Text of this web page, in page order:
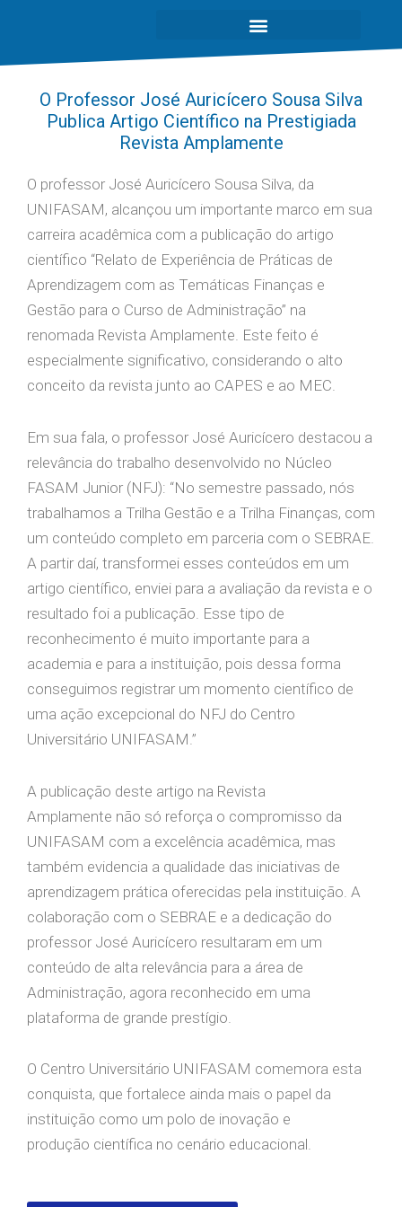
O Professor José Auricícero Sousa Silva
Publica Artigo Científico na Prestigiada
Revista Amplamente
O professor José Auricícero Sousa Silva, da
UNIFASAM, alcançou um importante marco em sua
carreira acadêmica com a publicação do artigo
científico “Relato de Experiência de Práticas de
Aprendizagem com as Temáticas Finanças e
Gestão para o Curso de Administração” na
renomada Revista Amplamente. Este feito é
especialmente significativo, considerando o alto
conceito da revista junto ao CAPES e ao MEC.
Em sua fala, o professor José Auricícero destacou a
relevância do trabalho desenvolvido no Núcleo
FASAM Junior (NFJ): “No semestre passado, nós
trabalhamos a Trilha Gestão e a Trilha Finanças, com
um conteúdo completo em parceria com o SEBRAE.
A partir daí, transformei esses conteúdos em um
artigo científico, enviei para a avaliação da revista e o
resultado foi a publicação. Esse tipo de
reconhecimento é muito importante para a
academia e para a instituição, pois dessa forma
conseguimos registrar um momento científico de
uma ação excepcional do NFJ do Centro
Universitário UNIFASAM.”
A publicação deste artigo na Revista
Amplamente não só reforça o compromisso da
UNIFASAM com a excelência acadêmica, mas
também evidencia a qualidade das iniciativas de
aprendizagem prática oferecidas pela instituição. A
colaboração com o SEBRAE e a dedicação do
professor José Auricícero resultaram em um
conteúdo de alta relevância para a área de
Administração, agora reconhecido em uma
plataforma de grande prestígio.
O Centro Universitário UNIFASAM comemora esta
conquista, que fortalece ainda mais o papel da
instituição como um polo de inovação e
produção científica no cenário educacional.